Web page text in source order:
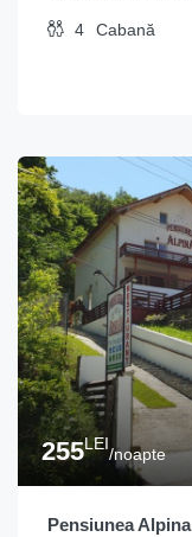
4 Cabană
255LEI
/noapte
Pensiunea Alpina